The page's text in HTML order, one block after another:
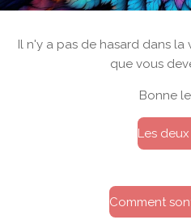
Il n'y a pas de hasard dans
que vous
Bonne
Les
Comment